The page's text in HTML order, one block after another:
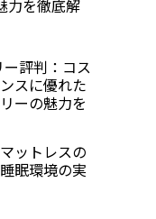
力を徹底解
評判：コス
スに優れた
ーの魅力を
ットレスの
眠環境の実